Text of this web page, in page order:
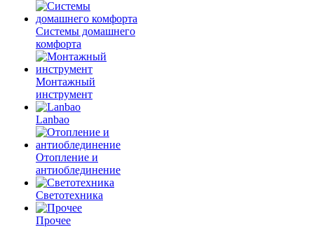
Системы домашнего
комфорта
Монтажный
инструмент
Lanbao
Отопление и
антиоблединение
Светотехника
Прочее